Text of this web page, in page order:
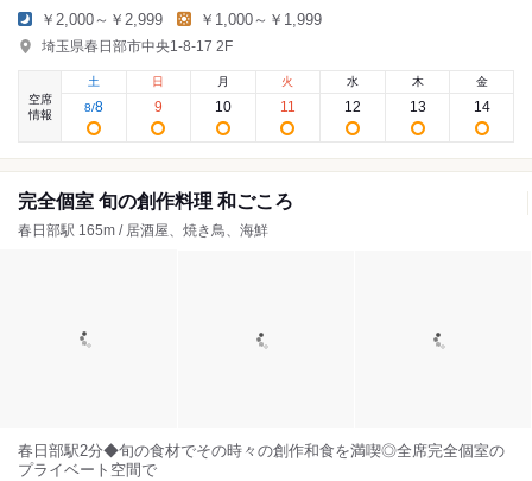
￥2,000～￥2,999 ￥1,000～￥1,999
埼玉県春日部市中央1-8-17 2F
空席
情報
土
8/8
日
9
月
10
火
11
水
12
木
13
金
14
完全個室 旬の創作料理 和ごころ
春日部駅 165m / 居酒屋、焼き鳥、海鮮
春日部駅2分◆旬の食材でその時々の創作和食を満喫◎全席完全個室の
プライベート空間で